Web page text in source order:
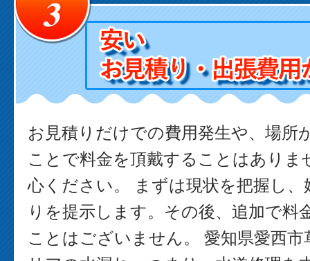
お見積りだけでの費用発生や、場所
ことで料金を頂戴することはありま
心ください。 まずは現状を把握し
りを提示します。その後、追加で料
ことはございません。 愛知県愛西市